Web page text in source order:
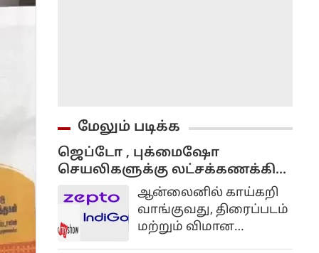
மேலும் படிக்க
ஜெப்டோ , புக்மைஷோ
செயலிகளுக்கு லட்சக்கணக்கில்
அபராதம் விதித்த மத்திய அரசு..
என்ன காரணம்?
ஆன்லைனில் காய்கறி
வாங்குவது, திரைப்படம்
மற்றும் விமான